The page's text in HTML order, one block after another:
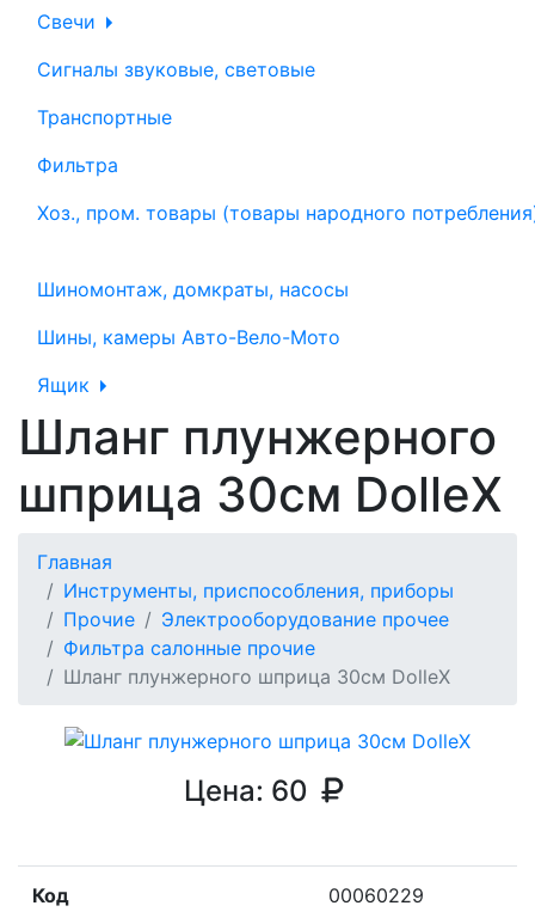
Свечи
Сигналы звуковые, световые
Транспортные
Фильтра
Хоз., пром. товары (товары народного
Шиномонтаж, домкраты, насосы
Шины, камеры Авто-Вело-Мото
Ящик
Шланг плунжерного
шприца 30см DolleX
Главная
Инструменты, приспособления, приборы
Прочие
Электрооборудование прочее
Фильтра салонные прочие
Шланг плунжерного шприца 30см DolleX
Цена: 60
Код 00060229